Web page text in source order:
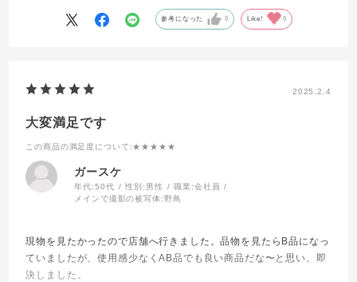
参考になった 0 Like! 0
2025.2.4
大変満足です
この商品の満足度について :★★★★★
ガースケ
年代:50代 性別: 男性 職業:会社員
メインで撮影の被写体:野鳥
現物を見たかったので店舗へ行きました。品物を見たらB品になっ
ていましたが、使用感少なくAB品でも良い商品だな〜と思い、即
決しました。